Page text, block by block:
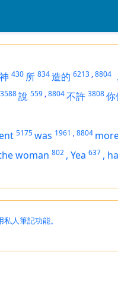
神 430 所 834造的 6213 ,8804 ，
3588說 559 ,8804不許 3808你
5175was 1961 ,8804
woman 802 , Yea 637 ,
人筆記功能。